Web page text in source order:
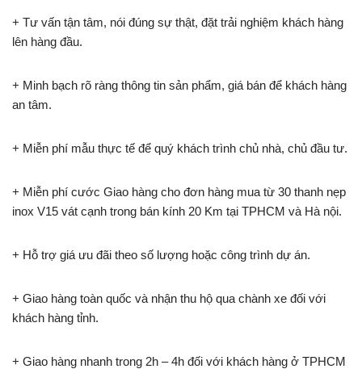
+ Tư vấn tận tâm, nói đúng sự thật, đặt trải nghiệm khách hàng
lên hàng đầu.
+ Minh bạch rõ ràng thông tin sản phẩm, giá bán để khách hàng
an tâm.
+ Miễn phí mẫu thực tế để quý khách trình chủ nhà, chủ đầu tư.
+ Miễn phí cước Giao hàng cho đơn hàng mua từ 30 thanh nẹp
inox V15 vát cạnh trong bán kính 20 Km tại TPHCM và Hà nội.
+ Hỗ trợ giá ưu đãi theo số lượng hoặc công trình dự án.
+ Giao hàng toàn quốc và nhận thu hộ qua chành xe đối với
khách hàng tỉnh.
+ Giao hàng nhanh trong 2h – 4h đối với khách hàng ở TPHCM